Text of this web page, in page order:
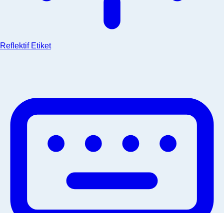
Reflektif Etiket